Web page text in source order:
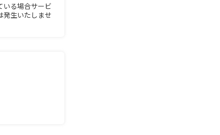
いる場合サービ
発生いたしませ